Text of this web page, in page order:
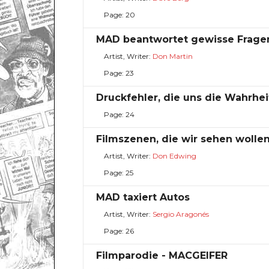
Page: 20
MAD beantwortet gewisse
Artist, Writer: Don Martin
Page: 23
Druckfehler, die uns die
Page: 24
Filmszenen, die wir sehen wollen
Artist, Writer: Don Edwing
Page: 25
MAD taxiert Autos
Artist, Writer: Sergio Aragonés
Page: 26
Filmparodie - MACGEIFER